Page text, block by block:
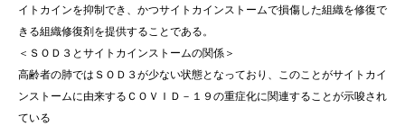
イトカインを抑制でき、かつサイトカインストームで損傷した組織を修復で
きる組織修復剤を提供することである。
＜ＳＯＤ３とサイトカインストームの関係＞
高齢者の肺ではＳＯＤ３が少ない状態となっており、このことがサイトカイ
ンストームに由来するＣＯＶＩＤ－１９の重症化に関連することが示唆され
ている